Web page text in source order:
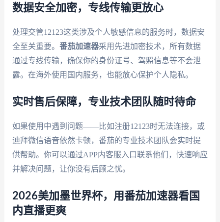
数据安全加密，专线传输更放心
处理交管12123这类涉及个人敏感信息的服务时，数据安
全至关重要。 番茄加速器采用先进加密技术，所有数据
通过专线传输，确保你的身份证号、驾照信息等不会泄
露。在海外使用国内服务，也能放心保护个人隐私。
实时售后保障，专业技术团队随时待命
如果使用中遇到问题——比如注册12123时无法连接，或
迪拜微信语音依然卡顿，番茄的专业技术团队会实时提
供帮助。你可以通过APP内客服入口联系他们，快速响应
并解决问题，让你没有后顾之忧。
2026美加墨世界杯，用番茄加速器看国
内直播更爽